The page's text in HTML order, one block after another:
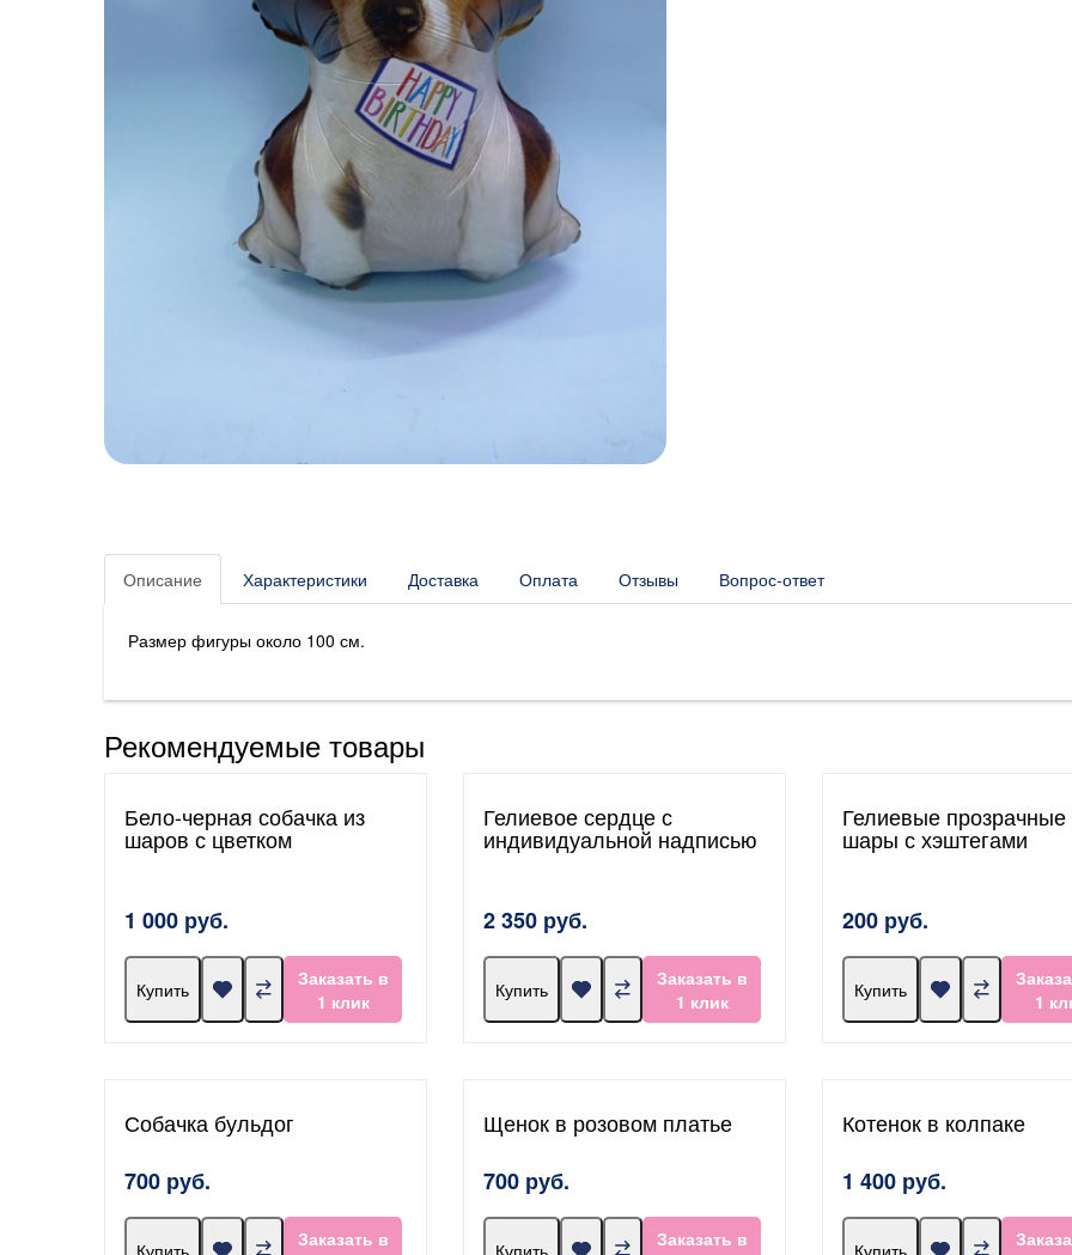
Описание Характеристики Доставка Оплата Отзывы Вопрос-ответ
Размер фигуры около 100 см.
Рекомендуемые товары
Бело-черная собачка из
шаров с цветком
1 000 руб.
Купить
Заказать в
1 клик
Гелиевое сердце с
индивидуальной надписью
2 350 руб.
Купить
Заказать в
1 клик
Гелиевые прозрачные
шары с хэштегами
200 руб.
Купить
1
Собачка бульдог
700 руб.
Заказать в
Щенок в розовом платье
700 руб.
Заказать в
Котенок в колпаке
1 400 руб.